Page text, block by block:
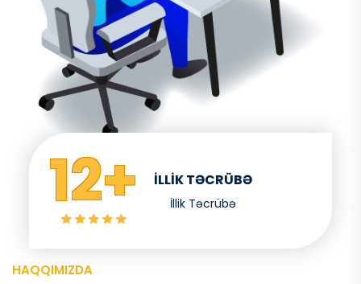
}
12+ İLLIK TƏCRÜBƏ
İllik Təcrübə
HAQQIMIZDA